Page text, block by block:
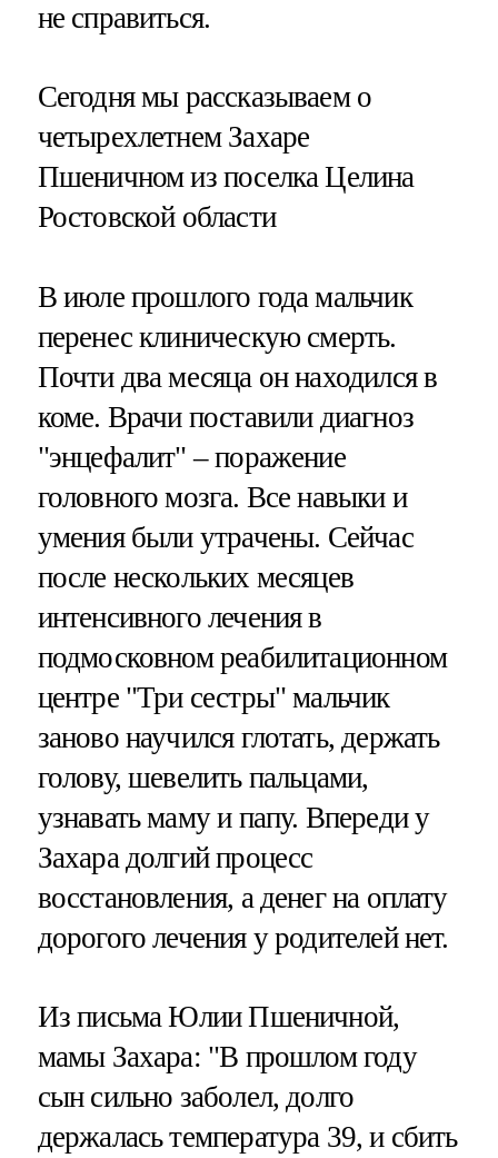
не справиться.
Сегодня мы рассказываем о
четырехлетнем Захаре
Пшеничном из поселка Целина
Ростовской области
В июле прошлого года мальчик
перенес клиническую смерть.
Почти два месяца он находился в
коме. Врачи поставили диагноз
"энцефалит" – поражение
головного мозга. Все навыки и
умения были утрачены. Сейчас
после нескольких месяцев
интенсивного лечения в
подмосковном реабилитационном
центре "Три сестры" мальчик
заново научился глотать, держать
голову, шевелить пальцами,
узнавать маму и папу. Впереди у
Захара долгий процесс
восстановления, а денег на оплату
дорогого лечения у родителей нет.
Из письма Юлии Пшеничной,
мамы Захара: "В прошлом году
сын сильно заболел, долго
держалась температура 39, и сбить